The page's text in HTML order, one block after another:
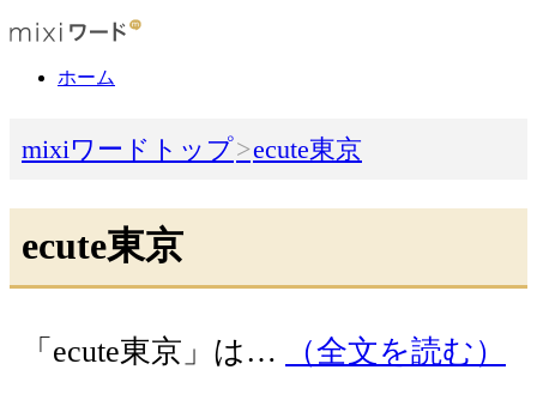
ホーム
mixiワードトップ ecute東京
ecute東京
「ecute東京」は… （全文を読む）